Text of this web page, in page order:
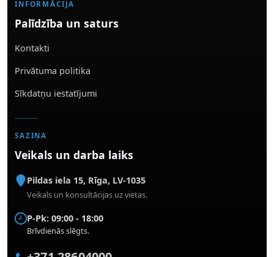
INFORMĀCIJA
Palīdzība un saturs
Kontakti
Privātuma politika
Sīkdatņu iestatījumi
SAZIŅA
Veikals un darba laiks
Pildas iela 15, Rīga, LV-1035
Veikals un konsultācijas uz vietas.
P-Pk: 09:00 - 18:00
Brīvdienās slēgts.